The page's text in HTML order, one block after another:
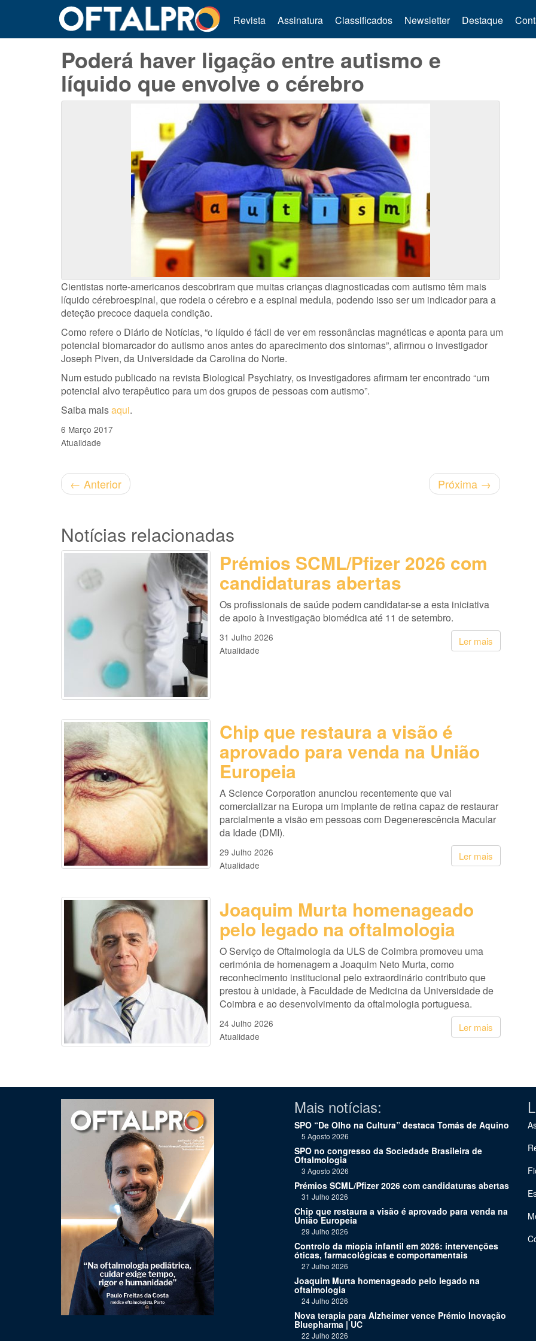
Revista Assinatura Classificados Newsletter Destaque
Poderá haver ligação entre autismo e
líquido que envolve o cérebro
Cientistas norte-americanos descobriram que muitas crianças diagnosticadas com autismo têm mais
líquido cérebroespinal, que rodeia o cérebro e a espinal medula, podendo isso ser um indicador para a
deteção precoce daquela condição.
Como refere o Diário de Notícias, “o líquido é fácil de ver em ressonâncias magnéticas e aponta para um
potencial biomarcador do autismo anos antes do aparecimento dos sintomas”, afirmou o investigador
Joseph Piven, da Universidade da Carolina do Norte.
Num estudo publicado na revista Biological Psychiatry, os investigadores afirmam ter encontrado “um
potencial alvo terapêutico para um dos grupos de pessoas com autismo”.
Saiba maisaqui.
6 Março 2017
Atualidade
← Anterior Próxima →
Notícias relacionadas
Prémios SCML/Pfizer 2026 com
candidaturas abertas
Os profissionais de saúde podem candidatar-se a esta iniciativa
de apoio à investigação biomédica até 11 de setembro.
Ler mais
31 Julho 2026
Atualidade
Chip que restaura a visão é
aprovado para venda na União
Europeia
A Science Corporation anunciou recentemente que vai
comercializar na Europa um implante de retina capaz de restaurar
parcialmente a visão em pessoas com Degenerescência Macular
da Idade (DMI).
Ler mais
29 Julho 2026
Atualidade
Joaquim Murta homenageado
pelo legado na oftalmologia
O Serviço de Oftalmologia da ULS de Coimbra promoveu uma
cerimónia de homenagem a Joaquim Neto Murta, como
reconhecimento institucional pelo extraordinário contributo que
prestou à unidade, à Faculdade de Medicina da Universidade de
Coimbra e ao desenvolvimento da oftalmologia portuguesa.
Ler mais
24 Julho 2026
Atualidade
Clique para ler
Mais notícias:
SPO “De Olho na Cultura” destaca Tomás de Aquino
5 Agosto 2026
SPO no congresso da Sociedade Brasileira de
Oftalmologia
3 Agosto 2026
Prémios SCML/Pfizer 2026 com candidaturas abertas
31 Julho 2026
Chip que restaura a visão é aprovado para venda na
União Europeia
29 Julho 2026
Controlo da miopia infantil em 2026: intervenções
óticas, farmacológicas e comportamentais
27 Julho 2026
Joaquim Murta homenageado pelo legado na
oftalmologia
24 Julho 2026
Nova terapia para Alzheimer vence Prémio Inovação
Bluepharma | UC
22 Julho 2026